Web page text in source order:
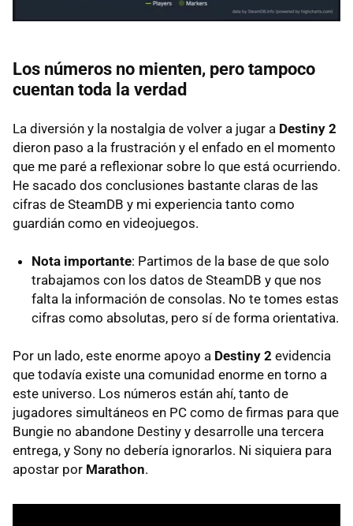
Los números no mienten, pero tampoco
cuentan toda la verdad
La diversión y la nostalgia de volver a jugar a Destiny 2
dieron paso a la frustración y el enfado en el momento
que me paré a reflexionar sobre lo que está ocurriendo.
He sacado dos conclusiones bastante claras de las
cifras de SteamDB y mi experiencia tanto como
guardián como en videojuegos.
Nota importante: Partimos de la base de que solo
trabajamos con los datos de SteamDB y que nos
falta la información de consolas. No te tomes estas
cifras como absolutas, pero sí de forma orientativa.
Por un lado, este enorme apoyo a Destiny 2 evidencia
que todavía existe una comunidad enorme en torno a
este universo. Los números están ahí, tanto de
jugadores simultáneos en PC como de firmas para que
Bungie no abandone Destiny y desarrolle una tercera
entrega, y Sony no debería ignorarlos. Ni siquiera para
apostar por Marathon.